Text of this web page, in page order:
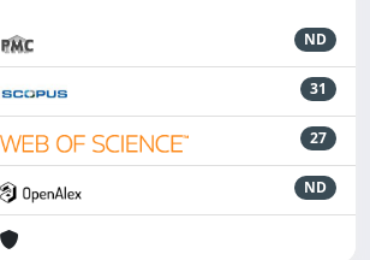
ND
31
27
ND